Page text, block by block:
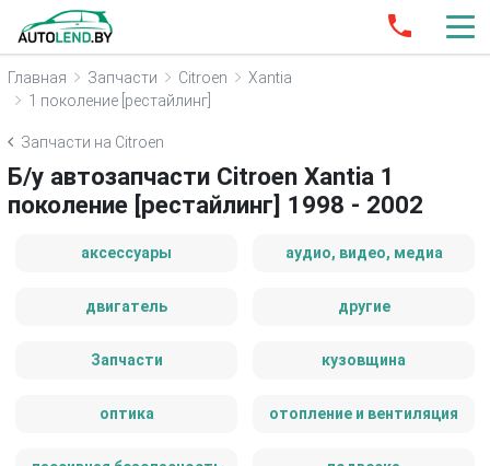
Главная Запчасти Citroen
Xantia
1 поколение [рестайлинг]
Запчасти на Citroen
Б/у автозапчасти Citroen Xantia 1
поколение [рестайлинг] 1998 - 2002
аксессуары аудио, видео, медиа
двигатель другие
Запчасти кузовщина
оптика отопление и вентиляция